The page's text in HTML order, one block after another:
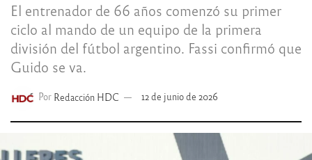
El entrenador de 66 años comenzó su primer
ciclo al mando de un equipo de la primera
división del fútbol argentino. Fassi confirmó que
Guido se va.
Por Redacción HDC 12 de junio de 2026